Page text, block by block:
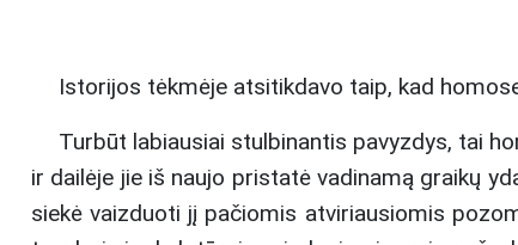
Istorijos tėkmėje atsitikdavo taip, kad
Turbūt labiausiai stulbinantis pavyzdys, tai
ir dailėje jie iš naujo pristatė vadinamą graikų
siekė vaizduoti jį pačiomis atviriausiomis